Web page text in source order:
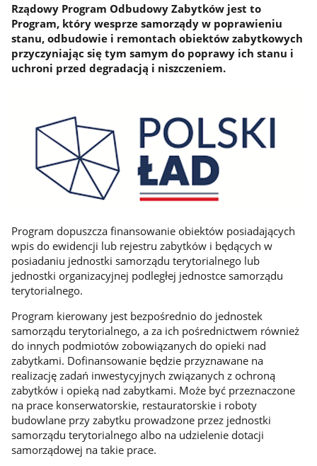
Rządowy Program Odbudowy Zabytków jest to
Program, który wesprze samorządy w poprawieniu
stanu, odbudowie i remontach obiektów zabytkowych
przyczyniając się tym samym do poprawy ich stanu i
uchroni przed degradacją i niszczeniem.
Program dopuszcza finansowanie obiektów posiadających
wpis do ewidencji lub rejestru zabytków i będących w
posiadaniu jednostki samorządu terytorialnego lub
jednostki organizacyjnej podległej jednostce samorządu
terytorialnego.
Program kierowany jest bezpośrednio do jednostek
samorządu terytorialnego, a za ich pośrednictwem również
do innych podmiotów zobowiązanych do opieki nad
zabytkami. Dofinansowanie będzie przyznawane na
realizację zadań inwestycyjnych związanych z ochroną
zabytków i opieką nad zabytkami. Może być przeznaczone
na prace konserwatorskie, restauratorskie i roboty
budowlane przy zabytku prowadzone przez jednostki
samorządu terytorialnego albo na udzielenie dotacji
samorządowej na takie prace.